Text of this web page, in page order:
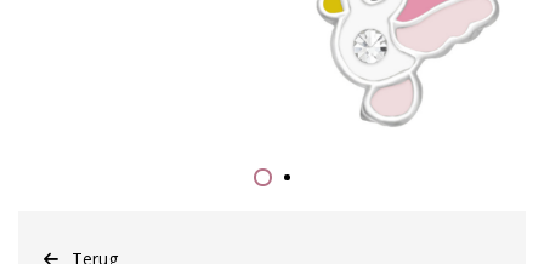
Terug